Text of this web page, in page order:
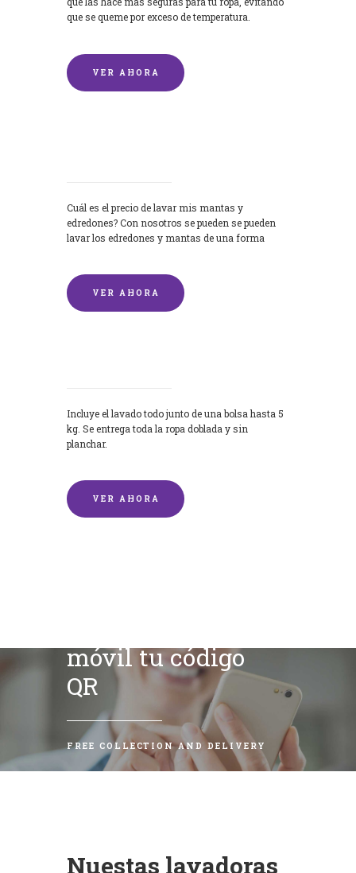
que se queme por exceso de temperatura.
VER AHORA
Cuál es el precio de lavar mis mantas y
edredones? Con nosotros se pueden se pueden
lavar los edredones y mantas de una forma
VER AHORA
Incluye el lavado todo junto de una bolsa hasta 5
kg. Se entrega toda la ropa doblada y sin
planchar.
VER AHORA
móvil tu código
QR
FREE COLLECTION AND DELIVERY
Nuestas lavadoras